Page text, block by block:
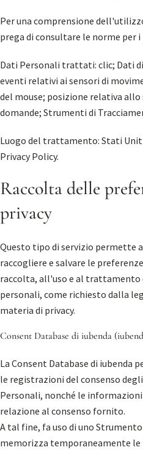
Per una comprensione
prega di consultare le norme per
Dati Personali trattati: clic; Dati
eventi relativi ai sensori di
del mouse; posizione relativa
domande; Strumenti di
Luogo del trattamento: Stati
Privacy Policy.
Raccolta delle
privacy
Questo tipo di servizio permette
raccogliere e salvare le
raccolta, all'uso e al
personali, come richiesto dalla
materia di privacy.
Consent Database di iubenda
La Consent Database di iubenda
le registrazioni del consenso
Personali, nonché le
relazione al consenso fornito.
A tal fine, fa uso di uno
memorizza temporaneamente